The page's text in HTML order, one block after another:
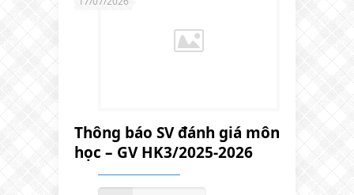
Thông báo SV đánh giá môn
học – GV HK3/2025-2026